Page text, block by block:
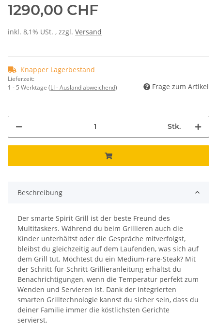
1290,00 CHF
inkl. 8,1% USt. , zzgl. Versand
Knapper Lagerbestand
Lieferzeit:
1 - 5 Werktage (LI - Ausland abweichend) Frage zum Artikel
Stk.
Beschreibung
Der smarte Spirit Grill ist der beste Freund des
Multitaskers. Während du beim Grillieren auch die
Kinder unterhältst oder die Gespräche mitverfolgst,
bleibst du gleichzeitig auf dem Laufenden, was sich auf
dem Grill tut. Möchtest du ein Medium-rare-Steak? Mit
der Schritt-für-Schritt-Grillieranleitung erhältst du
Benachrichtigungen, wenn die Temperatur perfekt zum
Wenden und Servieren ist. Dank der integrierten
smarten Grilltechnologie kannst du sicher sein, dass du
deiner Familie immer die köstlichsten Gerichte
servierst.